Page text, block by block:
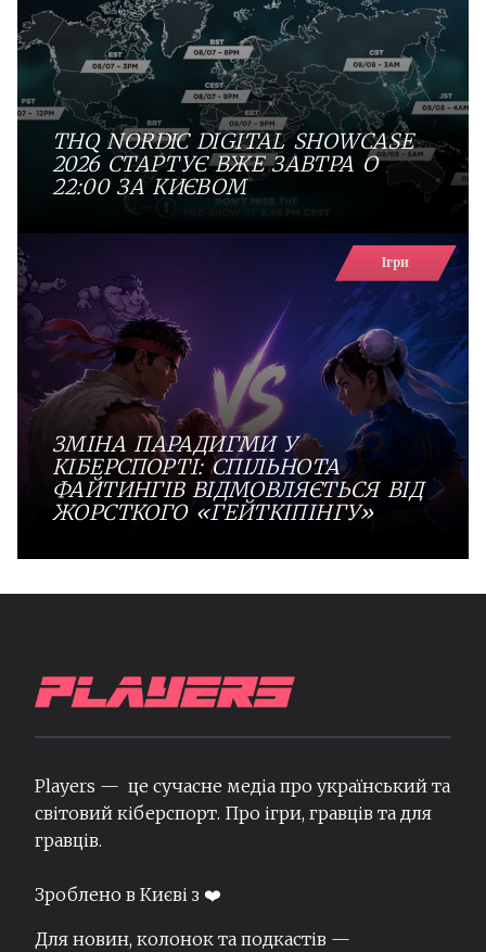
THQ NORDIC DIGITAL SHOWCASE
2026 СТАРТУЄ ВЖЕ ЗАВТРА О
22:00 ЗА КИЄВОМ
Ігри
ЗМІНА ПАРАДИГМИ У
КІБЕРСПОРТІ: СПІЛЬНОТА
ФАЙТИНГІВ ВІДМОВЛЯЄТЬСЯ ВІД
ЖОРСТКОГО «ГЕЙТКІПІНГУ»
Players — це сучасне медіа про український та
світовий кіберспорт. Про ігри, гравців та для
гравців.
Зроблено в Києві з ❤️
Для новин, колонок та подкастів —